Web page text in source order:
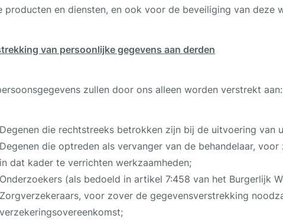
producten en diensten, en ook voor de beveiliging van deze
van persoonlijke gegevens aan derden
zullen door ons alleen worden verstrekt aan:
Degenen die rechtstreeks betrokken zijn bij de uitvoering van
Degenen die optreden als vervanger van de behandelaar,
in dat kader te verrichten werkzaamheden;
Onderzoekers (als bedoeld in artikel 7:458 van het Burgerlijk
Zorgverzekeraars, voor zover de gegevensverstrekking
verzekeringsovereenkomst;